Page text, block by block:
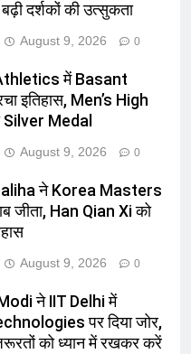
दर्शकों की उत्सुकता
August 9, 2026 0
में Basant
इतिहास, Men’s High
Silver Medal
August 9, 2026 0
ने Korea Masters
जीता, Han Qian Xi को
August 9, 2026 0
Modi ने IIT Delhi में
पर दिया जोर,
को ध्यान में रखकर करें